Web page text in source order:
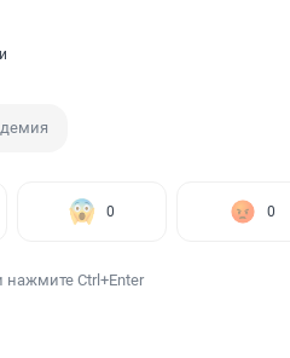
0 0
нажмите Ctrl+Enter